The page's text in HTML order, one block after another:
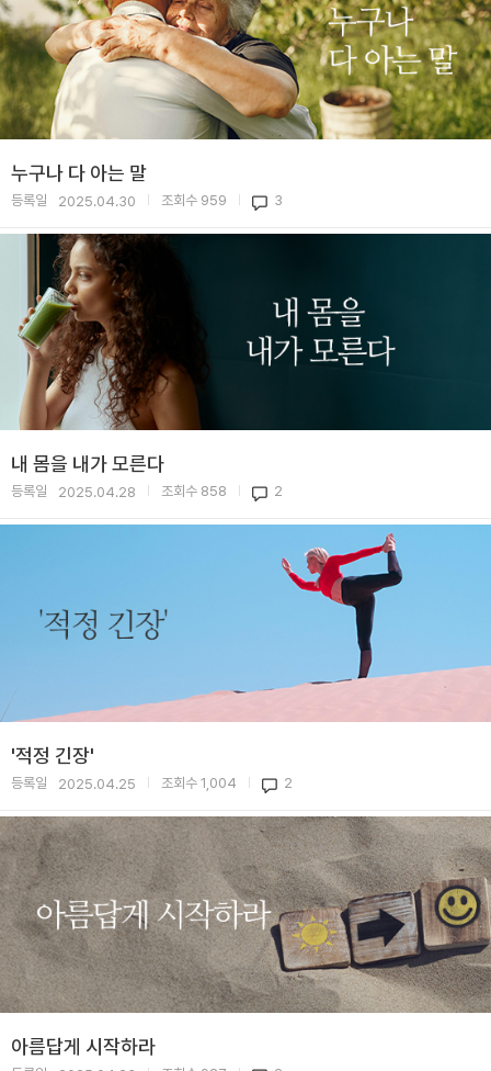
누구나 다 아는 말
등록일 2025.04.30 조회수 959 3
내 몸을 내가 모른다
등록일 2025.04.28 조회수 858 2
'적정 긴장'
등록일 2025.04.25 조회수 1,004 2
아름답게 시작하라